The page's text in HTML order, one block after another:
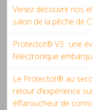
Venez découvrir nos
salon de la pêche de
Protectot® V3 : une
l’électronique
Le Protectot® au
retour d’expérience
éffaroucheur de